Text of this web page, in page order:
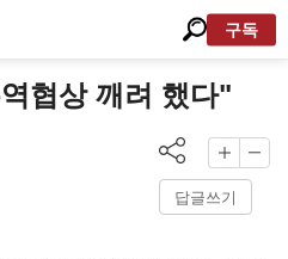
구독
협상 깨려 했다"
답글쓰기